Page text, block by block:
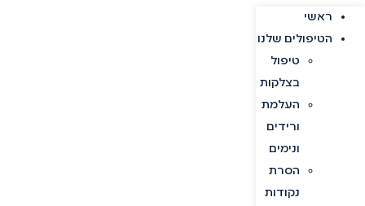
ראשי
הטיפולים שלנו
טיפול
בצלקות
העלמת
ורידים
ונימים
הסרת
נקודות